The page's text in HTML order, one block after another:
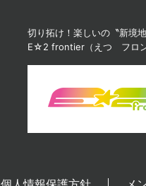
切り拓け！楽しいの〝新境
E☆2 frontier（えつ フロン